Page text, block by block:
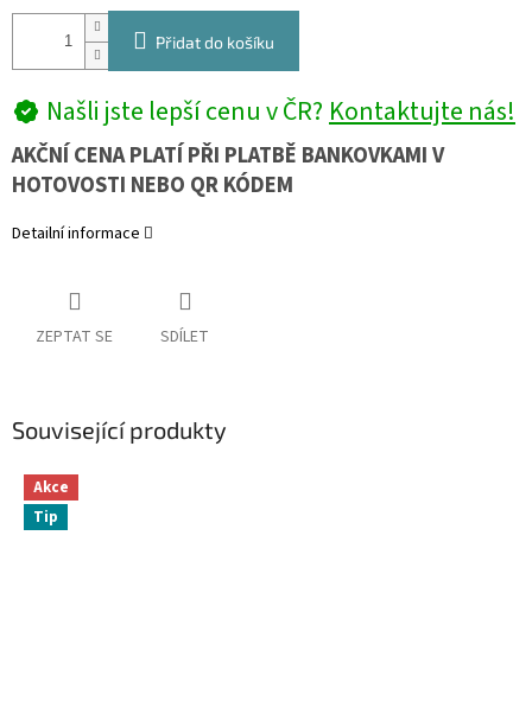
Přidat do košíku
Našli jste lepší cenu v ČR?Kontaktujte nás!
AKČNÍ CENA PLATÍ PŘI PLATBĚ BANKOVKAMI V
HOTOVOSTI NEBO QR KÓDEM
Detailní informace
ZEPTAT SE SDÍLET
Související produkty
Akce
Tip